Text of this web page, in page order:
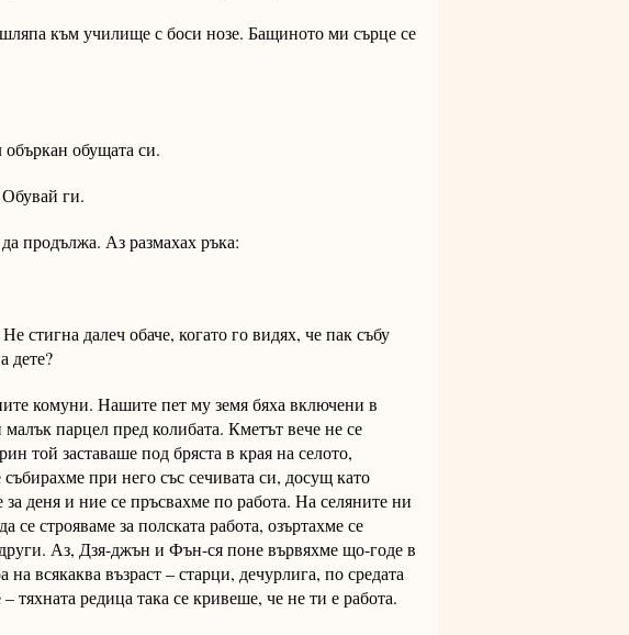
към училище с боси нозе. Бащиното ми сърце се
объркан обущата си.
ги.
продължа. Аз размахах ръка:
стигна далеч обаче, когато го видях, че пак събу
дете?
комуни. Нашите пет му земя бяха включени в
парцел пред колибата. Кметът вече не се
той заставаше под бряста в края на селото,
при него със сечивата си, досущ като
деня и ние се пръсвахме по работа. На селяните ни
строяваме за полската работа, озъртахме се
Аз, Дзя-джън и Фън-ся поне вървяхме що-годе в
всякаква възраст – старци, дечурлига, по средата
тяхната редица така се кривеше, че не ти е работа.